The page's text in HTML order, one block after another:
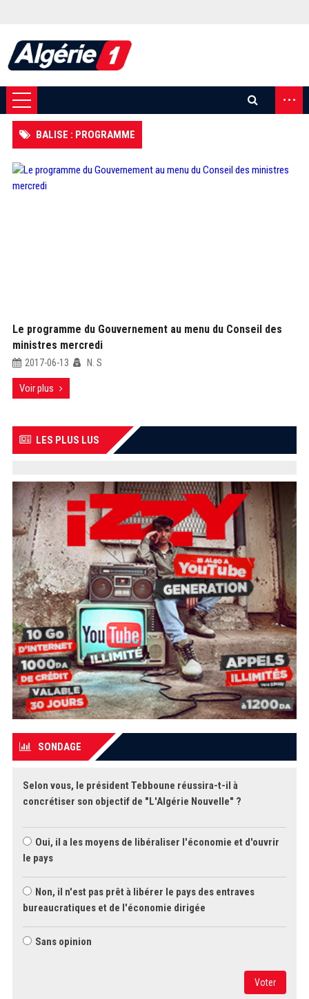
...
BALISE : PROGRAMME
Le programme du Gouvernement au menu du Conseil des
ministres mercredi
2017-06-13 N. S
Voir plus
LES PLUS LUS
SONDAGE
Selon vous, le président Tebboune réussira-t-il à
concrétiser son objectif de "L'Algérie Nouvelle" ?
Oui, il a les moyens de libéraliser l'économie et d'ouvrir
le pays
Non, il n'est pas prêt à libérer le pays des entraves
bureaucratiques et de l'économie dirigée
Sans opinion
Voter